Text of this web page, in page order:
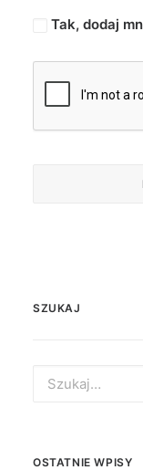
Tak, dodaj
SZUKAJ
for:
OSTATNIE WPISY